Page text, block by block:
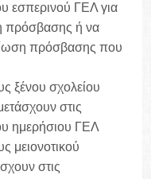
εσπερινού ΓΕΛ για
πρόσβασης ή να
πρόσβασης που
ξένου σχολείου
στις
ημερήσιου ΓΕΛ
μειονοτικού
στις